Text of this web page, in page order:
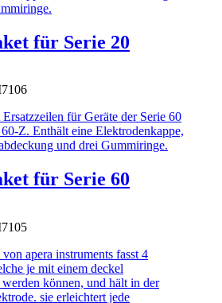
für Serie 20
für Serie 60